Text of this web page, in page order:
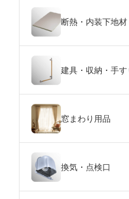
断熱・内装下地材
建具・収納・手す
窓まわり用品
換気・点検口